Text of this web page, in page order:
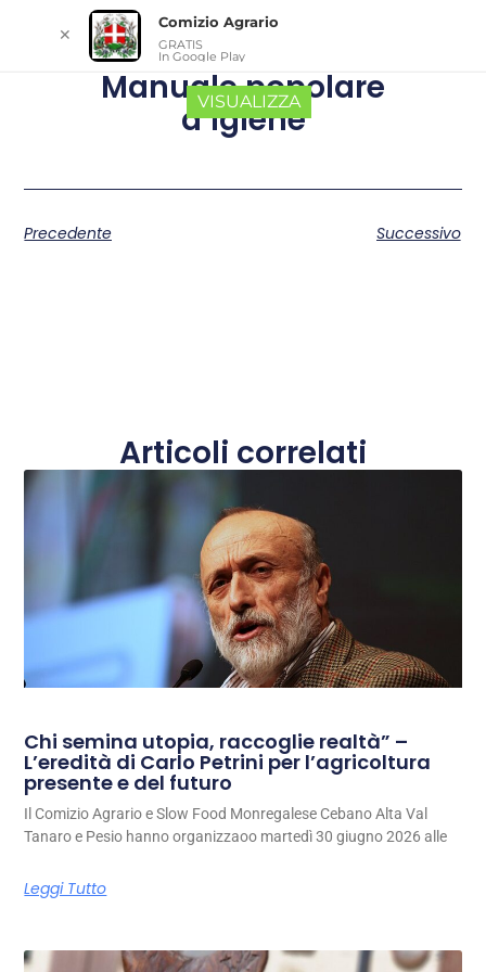
Manuale popolare
d’igiene
Precedente Successivo
Articoli correlati
Chi semina utopia, raccoglie realtà” –
L’eredità di Carlo Petrini per l’agricoltura
presente e del futuro
Il Comizio Agrario e Slow Food Monregalese Cebano Alta Val
Tanaro e Pesio hanno organizzaoo martedì 30 giugno 2026 alle
Leggi Tutto
✕
Comizio Agrario
GRATIS
In Google Play
VISUALIZZA